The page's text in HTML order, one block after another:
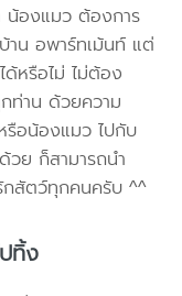
น้องแมว ต้องการ
าน อพาร์ทเม้นท์ แต่
ด้หรือไม่ ไม่ต้อง
ท่าน ด้วยความ
รือน้องแมว ไปกับ
วย ก็สามารถนำ
กสัตว์ทุกคนครับ ^^
ทิ้ง